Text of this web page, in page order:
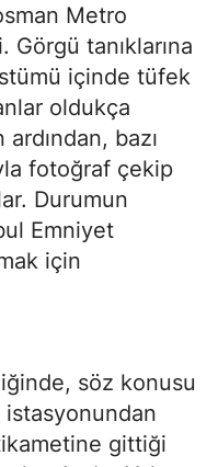
Metro
tanıklarına
içinde tüfek
oldukça
ardından, bazı
fotoğraf çekip
Durumun
Emniyet
için
söz konusu
istasyonundan
gittiği